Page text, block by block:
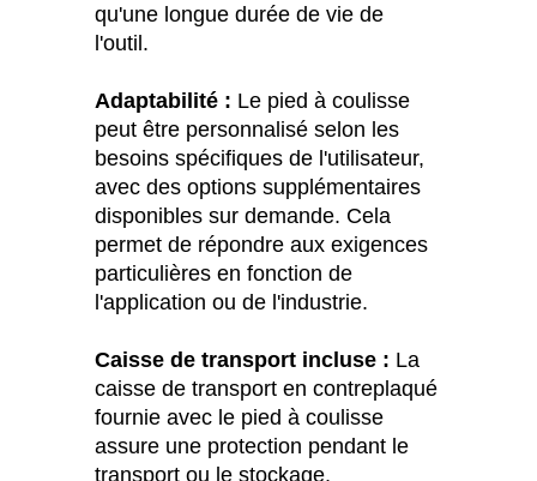
qu'une longue durée de vie de
l'outil.
Adaptabilité : Le pied à coulisse
peut être personnalisé selon les
besoins spécifiques de l'utilisateur,
avec des options supplémentaires
disponibles sur demande. Cela
permet de répondre aux exigences
particulières en fonction de
l'application ou de l'industrie.
Caisse de transport incluse : La
caisse de transport en contreplaqué
fournie avec le pied à coulisse
assure une protection pendant le
transport ou le stockage,